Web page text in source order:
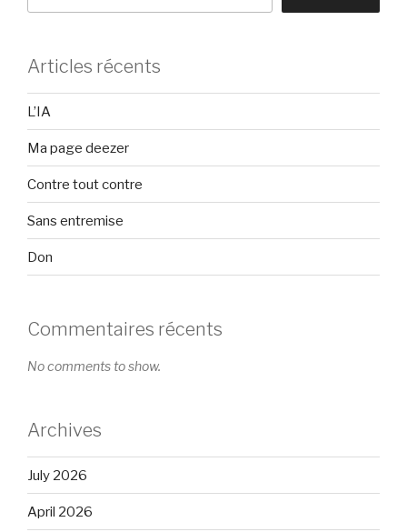
Articles récents
L’IA
Ma page deezer
Contre tout contre
Sans entremise
Don
Commentaires récents
No comments to show.
Archives
July 2026
April 2026